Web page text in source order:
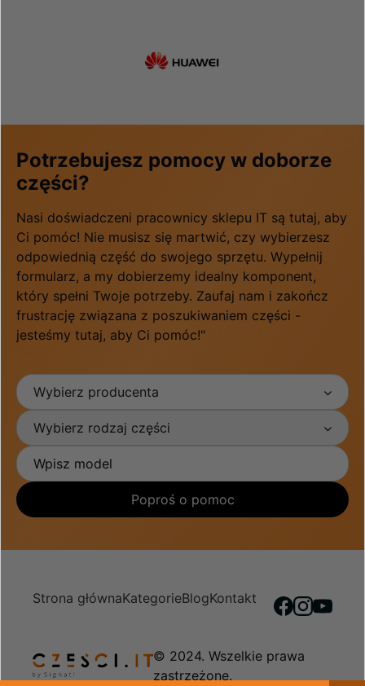
Potrzebujesz pomocy w doborze
części?
Nasi doświadczeni pracownicy sklepu IT są tutaj, aby
Ci pomóc! Nie musisz się martwić, czy wybierzesz
odpowiednią część do swojego sprzętu. Wypełnij
formularz, a my dobierzemy idealny komponent,
który spełni Twoje potrzeby. Zaufaj nam i zakończ
frustrację związana z poszukiwaniem części -
jesteśmy tutaj, aby Ci pomóc!"
Wybierz producenta
Wybierz rodzaj części
Poproś o pomoc
Strona głównaKategorieBlogKontakt
© 2024. Wszelkie prawa
zastrzeżone.